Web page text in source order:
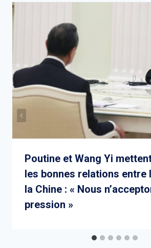
Poutine et Wang Yi
les bonnes relations entre
la Chine : « Nous
pression »